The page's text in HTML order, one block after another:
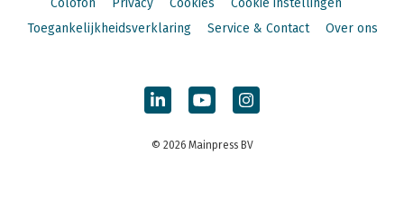
Toegankelijkheidsverklaring
Service & Contact Over ons
© 2026 Mainpress BV